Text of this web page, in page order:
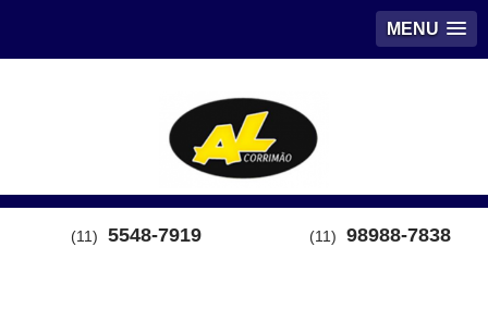
MENU
(11) 5548-7919 (11) 98988-7838